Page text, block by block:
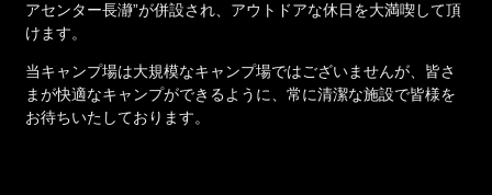
アセンター長瀞”が併設され、アウトドアな休日を大満喫して頂
けます。
当キャンプ場は大規模なキャンプ場ではございませんが、皆さ
まが快適なキャンプができるように、常に清潔な施設で皆様を
お待ちいたしております。